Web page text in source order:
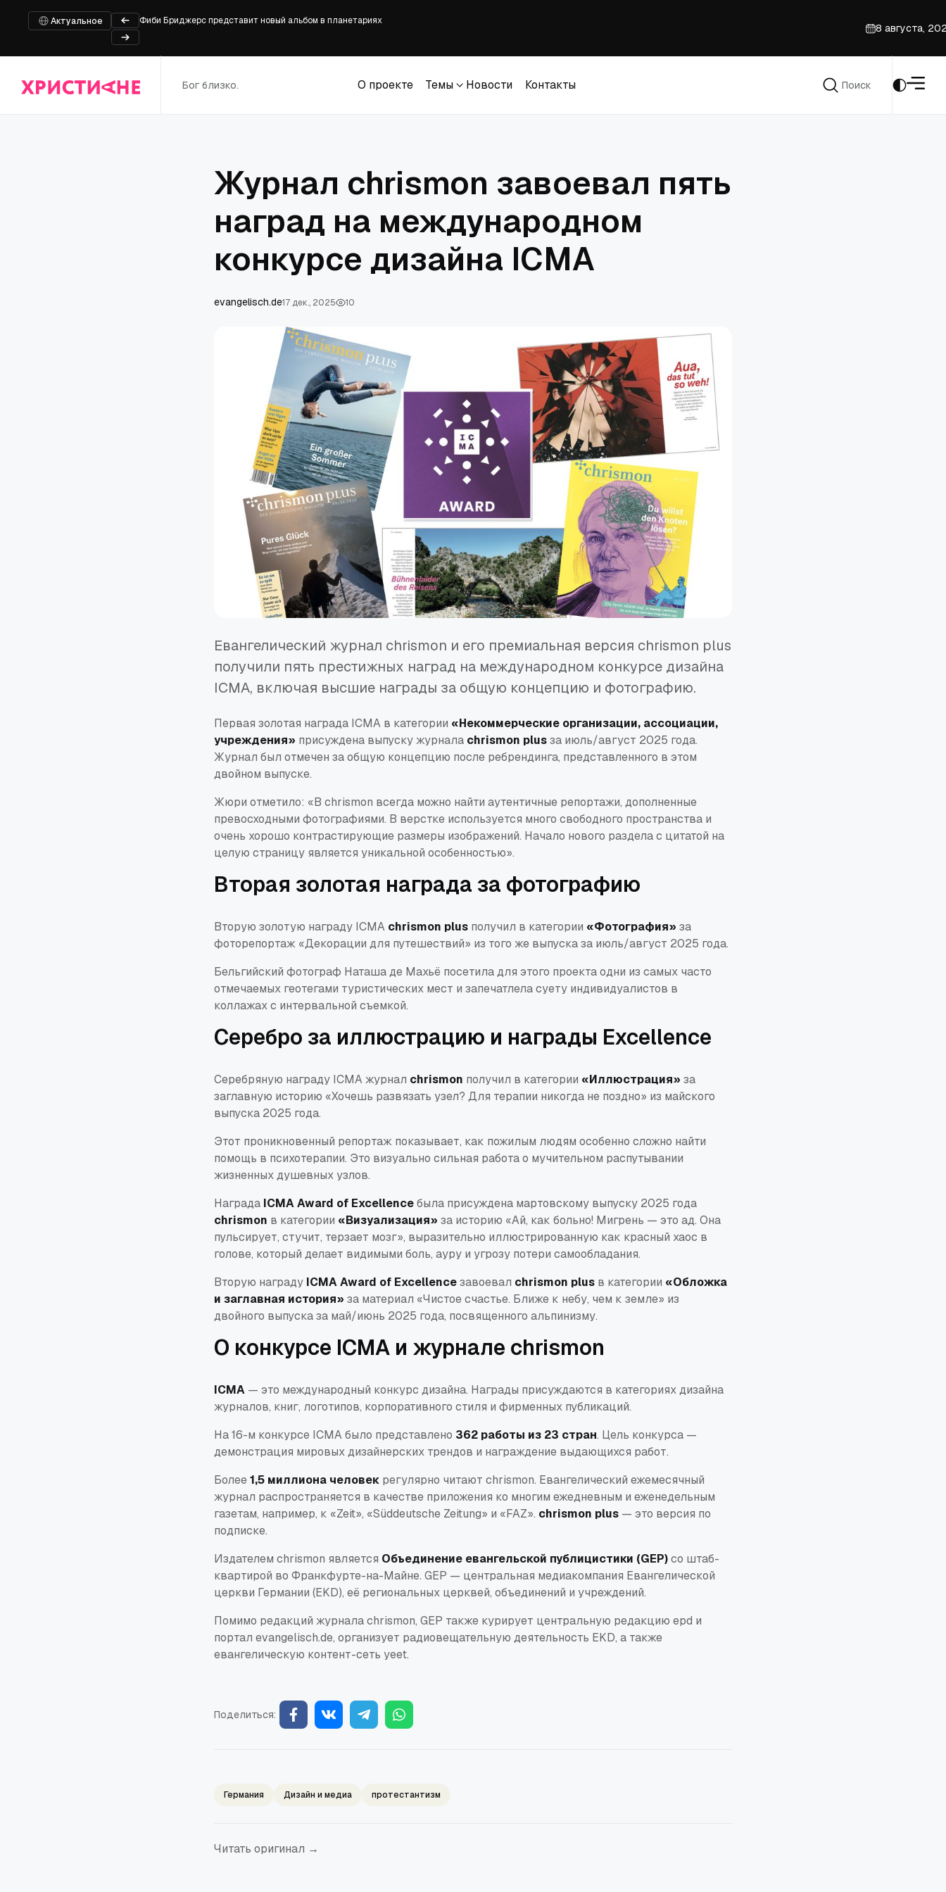
Актуальное Фиби Бриджерс представит новый альбом в планетариях
Белый дом встал на защиту монастыря РПЦЗ от ветропарка в Нью-Йорке
Джим Джордан и республиканцы Палаты представителей выражают обеспокоенность по поводу 'серьёзной угрозы' из-за южнокорейского закона о 'фейковых новостях'
Франческа Баттистелли возвращается после долгого перерыва с новым синглом «He Will»
8 августа,
Бог близко.
О проекте
Темы
Новости
Контакты
Поиск
Журнал chrismon завоевал пять
наград на международном
конкурсе дизайна ICMA
evangelisch.de17 дек., 2025 10
Евангелический журнал chrismon и его премиальная версия chrismon plus
получили пять престижных наград на международном конкурсе дизайна
ICMA, включая высшие награды за общую концепцию и фотографию.
Первая золотая награда ICMA в категории «Некоммерческие организации, ассоциации,
учреждения» присуждена выпуску журнала chrismon plusза июль/август 2025 года.
Журнал был отмечен за общую концепцию после ребрендинга, представленного в этом
двойном выпуске.
Жюри отметило: «В chrismon всегда можно найти аутентичные репортажи, дополненные
превосходными фотографиями. В верстке используется много свободного пространства и
очень хорошо контрастирующие размеры изображений. Начало нового раздела с цитатой на
целую страницу является уникальной особенностью».
Вторая золотая награда за фотографию
Вторую золотую награду ICMA chrismon plus получил в категории «Фотография» за
фоторепортаж «Декорации для путешествий» из того же выпуска за июль/август 2025 года.
Бельгийский фотограф Наташа де Махьё посетила для этого проекта одни из самых часто
отмечаемых геотегами туристических мест и запечатлела суету индивидуалистов в
коллажах с интервальной съемкой.
Серебро за иллюстрацию и награды Excellence
Серебряную награду ICMA журнал chrismon получил в категории «Иллюстрация» за
заглавную историю «Хочешь развязать узел? Для терапии никогда не поздно» из майского
выпуска 2025 года.
Этот проникновенный репортаж показывает, как пожилым людям особенно сложно найти
помощь в психотерапии. Это визуально сильная работа о мучительном распутывании
жизненных душевных узлов.
Награда ICMA Award of Excellenceбыла присуждена мартовскому выпуску 2025 года
chrismon в категории «Визуализация» за историю «Ай, как больно! Мигрень — это ад. Она
пульсирует, стучит, терзает мозг», выразительно иллюстрированную как красный хаос в
голове, который делает видимыми боль, ауру и угрозу потери самообладания.
Вторую награду ICMA Award of Excellenceзавоевал chrismon plus в категории «Обложка
и заглавная история» за материал «Чистое счастье. Ближе к небу, чем к земле» из
двойного выпуска за май/июнь 2025 года, посвященного альпинизму.
О конкурсе ICMA и журнале chrismon
ICMA — это международный конкурс дизайна. Награды присуждаются в категориях дизайна
журналов, книг, логотипов, корпоративного стиля и фирменных публикаций.
На 16-м конкурсе ICMA было представлено 362 работы из 23 стран. Цель конкурса —
демонстрация мировых дизайнерских трендов и награждение выдающихся работ.
Более1,5 миллиона человек регулярно читают chrismon. Евангелический ежемесячный
журнал распространяется в качестве приложения ко многим ежедневным и еженедельным
газетам, например, к «Zeit», «Süddeutsche Zeitung» и «FAZ». chrismon plus — это версия по
подписке.
Издателем chrismon является Объединение евангельской публицистики (GEP)со штаб-
квартирой во Франкфурте-на-Майне. GEP — центральная медиакомпания Евангелической
церкви Германии (EKD), её региональных церквей, объединений и учреждений.
Помимо редакций журнала chrismon, GEP также курирует центральную редакцию epd и
портал evangelisch.de, организует радиовещательную деятельность EKD, а также
евангелическую контент-сеть yeet.
Поделиться:
Германия Дизайн и медиа протестантизм
Читать оригинал →